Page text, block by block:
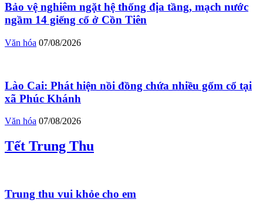
Bảo vệ nghiêm ngặt hệ thống địa tầng, mạch nước
ngầm 14 giếng cổ ở Cồn Tiên
Văn hóa 07/08/2026
Lào Cai: Phát hiện nồi đồng chứa nhiều gốm cổ tại
xã Phúc Khánh
Văn hóa 07/08/2026
Tết Trung Thu
Trung thu vui khỏe cho em